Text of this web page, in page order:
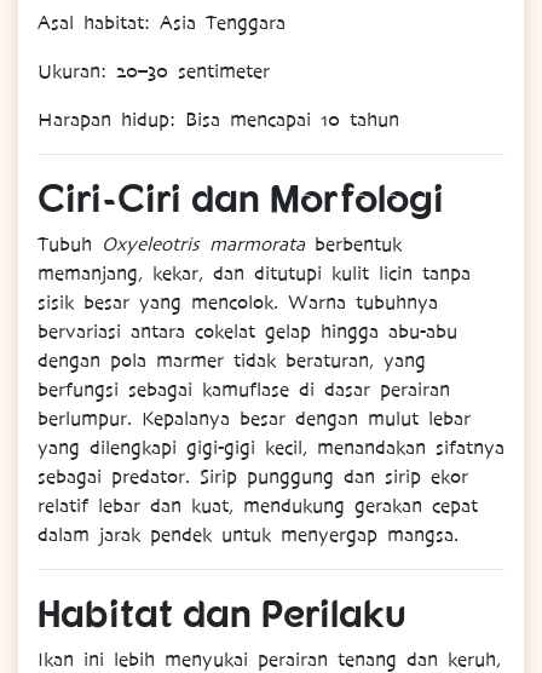
Asal habitat: Asia Tenggara
Ukuran: 20–30 sentimeter
Harapan hidup: Bisa mencapai 10 tahun
Ciri-Ciri dan Morfologi
Tubuh Oxyeleotris marmorataberbentuk
memanjang, kekar, dan ditutupi kulit licin tanpa
sisik besar yang mencolok. Warna tubuhnya
bervariasi antara cokelat gelap hingga abu-abu
dengan pola marmer tidak beraturan, yang
berfungsi sebagai kamuflase di dasar perairan
berlumpur. Kepalanya besar dengan mulut lebar
yang dilengkapi gigi-gigi kecil, menandakan sifatnya
sebagai predator. Sirip punggung dan sirip ekor
relatif lebar dan kuat, mendukung gerakan cepat
dalam jarak pendek untuk menyergap mangsa.
Habitat dan Perilaku
Ikan ini lebih menyukai perairan tenang dan keruh,